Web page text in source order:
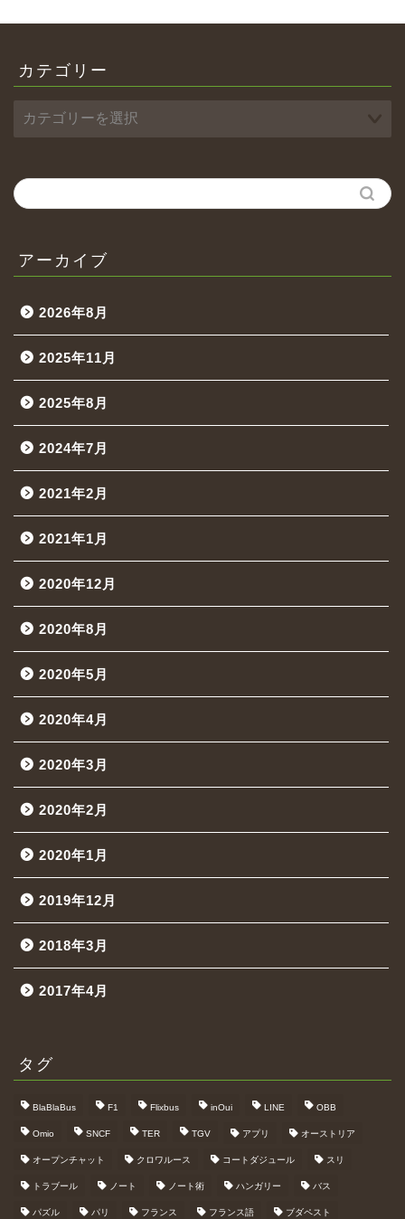
カテゴリー
アーカイブ
2026年8月
2025年11月
2025年8月
2024年7月
2021年2月
2021年1月
2020年12月
2020年8月
2020年5月
2020年4月
2020年3月
2020年2月
2020年1月
2019年12月
2018年3月
2017年4月
タグ
BlaBlaBus F1 Flixbus inOui LINE OBB
Omio SNCF TER TGV アプリ オーストリア
オープンチャット クロワルース コートダジュール スリ
トラブール ノート ノート術 ハンガリー バス
パズル パリ フランス フランス語 ブダペスト